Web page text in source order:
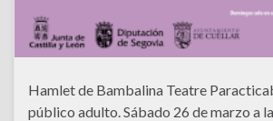
Hamlet de Bambalina Teatre
público adulto. Sábado 26 de marzo a